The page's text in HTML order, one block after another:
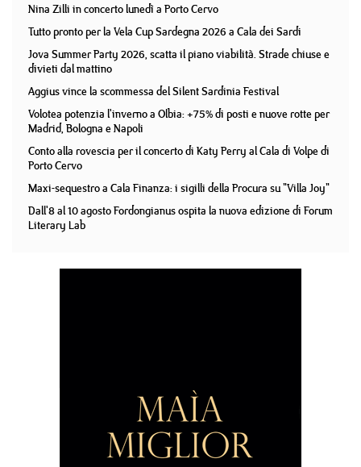
Nina Zilli in concerto lunedì a Porto Cervo
Tutto pronto per la Vela Cup Sardegna 2026 a Cala dei Sardi
Jova Summer Party 2026, scatta il piano viabilità. Strade chiuse e
divieti dal mattino
Aggius vince la scommessa del Silent Sardinia Festival
Volotea potenzia l'inverno a Olbia: +75% di posti e nuove rotte per
Madrid, Bologna e Napoli
Conto alla rovescia per il concerto di Katy Perry al Cala di Volpe di
Porto Cervo
Maxi-sequestro a Cala Finanza: i sigilli della Procura su "Villa Joy"
Dall'8 al 10 agosto Fordongianus ospita la nuova edizione di Forum
Literary Lab